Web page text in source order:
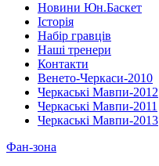
Новини Юн.Баскет
Історія
Набір гравців
Наші тренери
Контакти
Венето-Черкаси-2010
Черкаські Мавпи-2012
Черкаські Мавпи-2011
Черкаські Мавпи-2013
Фан-зона